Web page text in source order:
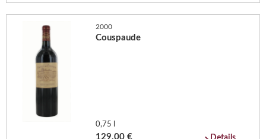
2000
Couspaude
0,75 l
129,00 €